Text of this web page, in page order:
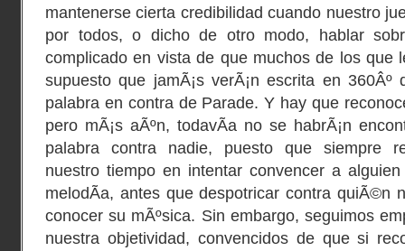
mantenerse cierta credibilidad cuando nuestro
por todos, o dicho de otro modo, hablar
complicado en vista de que muchos de los que
supuesto que jamÃ¡s verÃ¡n escrita en 360Âº
palabra en contra de Parade. Y hay que
pero mÃ¡s aÃºn, todavÃ­a no se habrÃ¡n
palabra contra nadie, puesto que siempre
nuestro tiempo en intentar convencer a
melodÃ­a, antes que despotricar contra quiÃ©n
conocer su mÃºsica. Sin embargo, seguimos
nuestra objetividad, convencidos de que si